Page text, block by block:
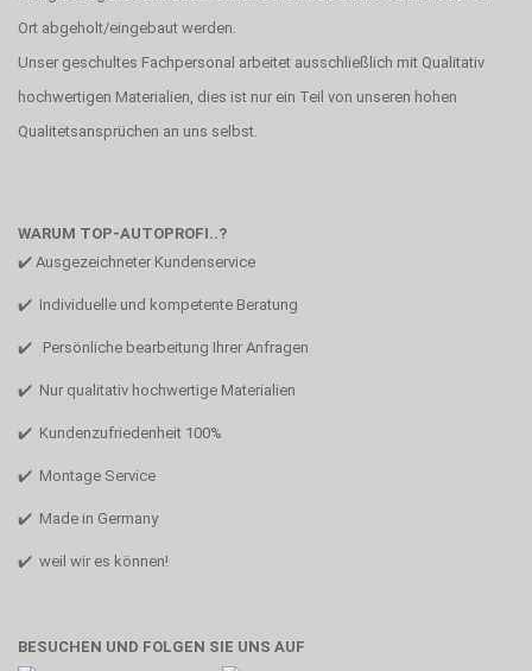
Ort abgeholt/eingebaut werden.
Unser geschultes Fachpersonal arbeitet ausschließlich mit Qualitativ
hochwertigen Materialien, dies ist nur ein Teil von unseren hohen
Qualitetsansprüchen an uns selbst.
WARUM TOP-AUTOPROFI..?
✔️ Ausgezeichneter Kundenservice
✔️ Individuelle und kompetente Beratung
✔️ Persönliche bearbeitung Ihrer Anfragen
✔️ Nur qualitativ hochwertige Materialien
✔️ Kundenzufriedenheit 100%
✔️ Montage Service
✔️ Made in Germany
✔️ weil wir es können!
BESUCHEN UND FOLGEN SIE UNS AUF